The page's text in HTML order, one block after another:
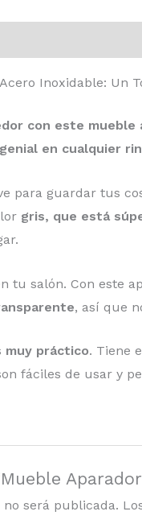
Inoxidable: Un
con este
en cualquier
para guardar tus
gris, que está
tu salón. Con este
, así que
muy práctico. Tiene
fáciles de usar y
será publicada.